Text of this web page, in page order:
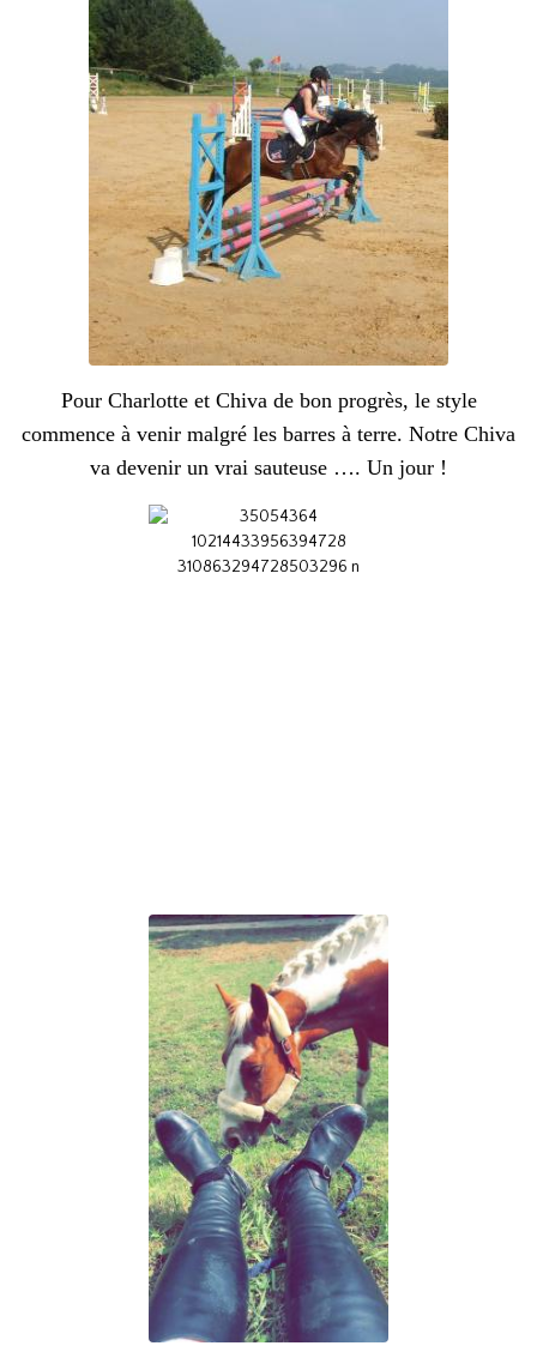
Pour Charlotte et Chiva de bon progrès, le style
commence à venir malgré les barres à terre. Notre Chiva
va devenir un vrai sauteuse …. Un jour !